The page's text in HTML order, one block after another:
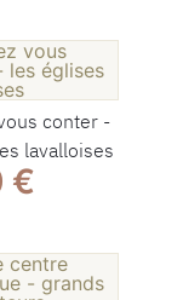
conter -
lavalloises
€